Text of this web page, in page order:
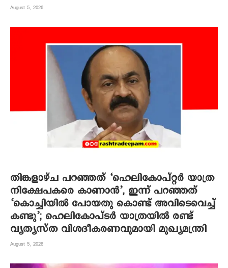
August 5, 2026
തിങ്കളാഴ്ച പറഞ്ഞത് ‘ഹെലികോപ്റ്റർ യാത്ര
നിക്ഷേപകരെ കാണാൻ’, ഇന്ന് പറഞ്ഞത്
‘കൊച്ചിയിൽ പോയതു കൊണ്ട് അവിടെവെച്ച്
കണ്ടു’; ഹെലികോപ്ടർ യാത്രയിൽ രണ്ട്
വ്യത്യസ്ത വിശദീകരണവുമായി മുഖ്യമന്ത്രി
August 5, 2026